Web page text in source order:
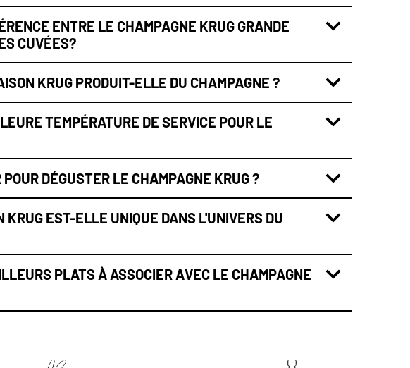
ENTRE LE CHAMPAGNE KRUG GRANDE
CUVÉES?
KRUG PRODUIT-ELLE DU CHAMPAGNE ?
TEMPÉRATURE DE SERVICE POUR LE
DÉGUSTER LE CHAMPAGNE KRUG ?
KRUG EST-ELLE UNIQUE DANS L'UNIVERS DU
PLATS À ASSOCIER AVEC LE CHAMPAGNE